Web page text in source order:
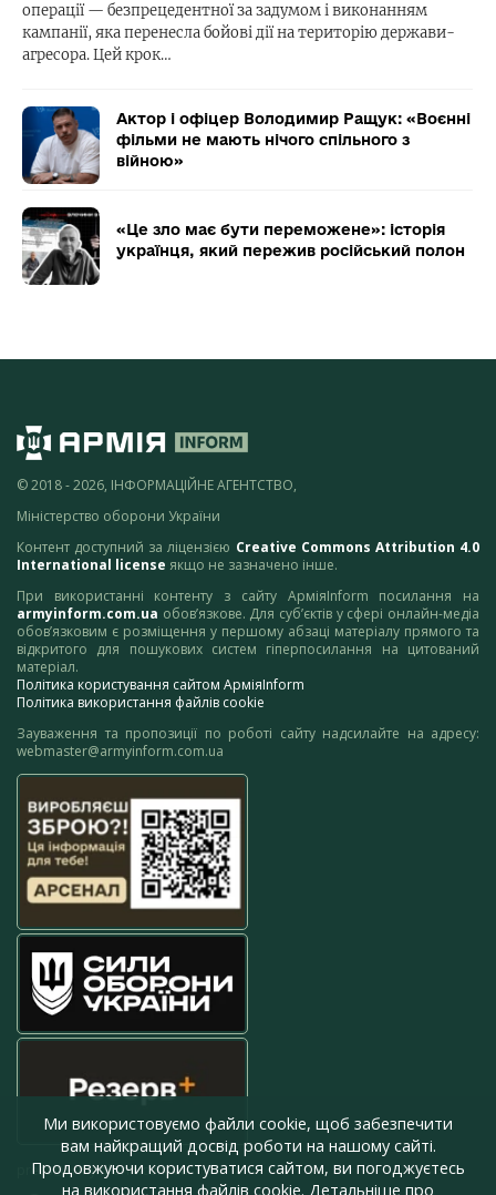
операції — безпрецедентної за задумом і виконанням
кампанії, яка перенесла бойові дії на територію держави-
агресора. Цей крок…
Актор і офіцер Володимир Ращук: «Воєнні
фільми не мають нічого спільного з
війною»
«Це зло має бути переможене»: історія
українця, який пережив російський полон
© 2018 - 2026, ІНФОРМАЦІЙНЕ АГЕНТСТВО,
Міністерство оборони України
Контент доступний за ліцензією Creative Commons Attribution 4.0
International license якщо не зазначено інше.
При використанні контенту з сайту АрміяInform посилання на
armyinform.com.ua обов’язкове. Для суб’єктів у сфері онлайн-медіа
обов’язковим є розміщення у першому абзаці матеріалу прямого та
відкритого для пошукових систем гіперпосилання на цитований
матеріал.
Політика користування сайтом АрміяInform
Політика використання файлів cookie
Зауваження та пропозиції по роботі сайту надсилайте на адресу:
webmaster@armyinform.com.ua
press@armyinform.com.ua
Ми використовуємо файли cookie, щоб забезпечити
вам найкращий досвід роботи на нашому сайті.
Продовжуючи користуватися сайтом, ви погоджуєтесь
на використання файлів cookie. Детальніше про